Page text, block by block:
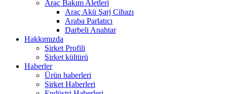
Araç Bakım Aletleri
Araç Akü Şarj Cihazı
Araba Parlatıcı
Darbeli Anahtar
Hakkımızda
Şirket Profili
Şirket kültürü
Haberler
Ürün haberleri
Şirket Haberleri